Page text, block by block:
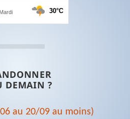
DEMAIN ?
au 20/09 au moins)